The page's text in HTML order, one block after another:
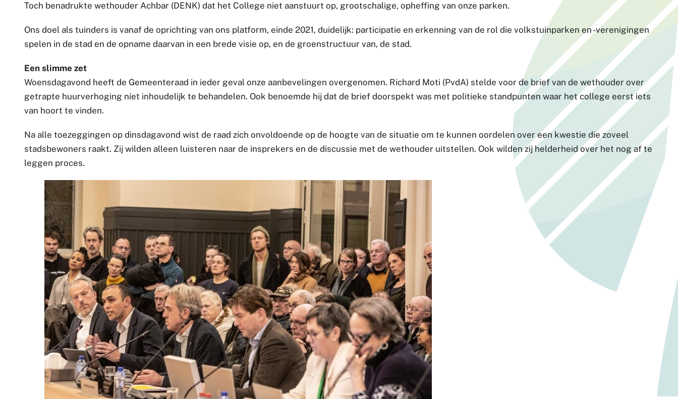
Toch benadrukte wethouder Achbar (DENK) dat het College niet aanstuurt op, grootschalige, opheffing van onze parken.
Ons doel als tuinders is vanaf de oprichting van ons platform, einde 2021, duidelijk: participatie en erkenning van de rol die volkstuinparken en -verenigingen
spelen in de stad en de opname daarvan in een brede visie op, en de groenstructuur van, de stad.
Een slimme zet
Woensdagavond heeft de Gemeenteraad in ieder geval onze aanbevelingen overgenomen. Richard Moti (PvdA) stelde voor de brief van de wethouder over
getrapte huurverhoging níet inhoudelijk te behandelen. Ook benoemde hij dat de brief doorspekt was met politieke standpunten waar het college eerst iets
van hoort te vinden.
Na alle toezeggingen op dinsdagavond wist de raad zich onvoldoende op de hoogte van de situatie om te kunnen oordelen over een kwestie die zoveel
stadsbewoners raakt. Zij wilden alleen luisteren naar de insprekers en de discussie met de wethouder uitstellen. Ook wilden zij helderheid over het nog af te
leggen proces.